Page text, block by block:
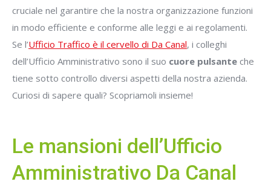
cruciale nel garantire che la nostra organizzazione funzioni
in modo efficiente e conforme alle leggi e ai regolamenti.
Se l’Ufficio Traffico è il cervello di Da Canal, i colleghi
dell’Ufficio Amministrativo sono il suo cuore pulsante che
tiene sotto controllo diversi aspetti della nostra azienda.
Curiosi di sapere quali? Scopriamoli insieme!
Le mansioni dell’Ufficio
Amministrativo Da Canal